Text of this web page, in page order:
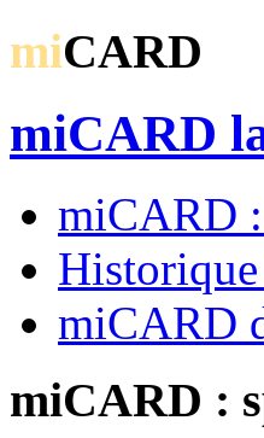
miCARD
miCARD
miCARD
miCARD
miCARD :